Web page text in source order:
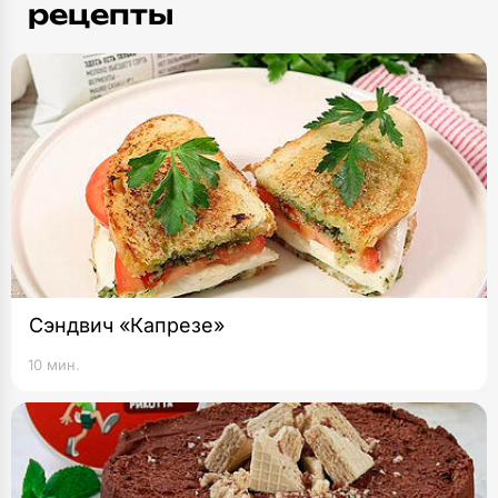
в разогретую духовку и выпекайте
открывайте, пока бисквит выпекается.
Выньте бисквит из духовки, переверните его
на поверхность, застеленную пергаментом,
и дайте немного остыть. При помощи ножа
сделайте прямоугольник, отрезав неровные
края. Остатки не выбрасывайте — они
пригодятся для обсыпки. С внутренней
стороны рулета можно сделать неглубокие,
по 2 мм, надрезы, чтобы рулет хорошо
свернулся.
Нарежьте часть ягод клубники, оставив
несколько штук для украшения.
рецепты
Сэндвич «Капрезе»
10 мин.